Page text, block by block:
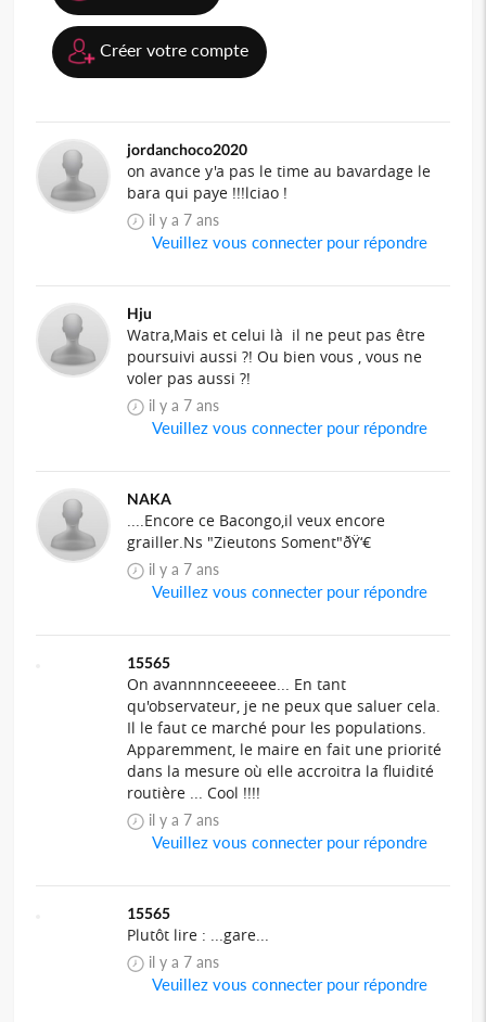
Créer votre compte
jordanchoco2020
on avance y'a pas le time au bavardage le
bara qui paye !!!lciao !
il y a 7 ans
Veuillez vous connecter pour répondre
Hju
Watra,Mais et celui là il ne peut pas être
poursuivi aussi ?! Ou bien vous , vous ne
voler pas aussi ?!
il y a 7 ans
Veuillez vous connecter pour répondre
NAKA
....Encore ce Bacongo,il veux encore
grailler.Ns "Zieutons Soment"ðŸ‘€
il y a 7 ans
Veuillez vous connecter pour répondre
15565
On avannnnceeeeee... En tant
qu'observateur, je ne peux que saluer cela.
Il le faut ce marché pour les populations.
Apparemment, le maire en fait une priorité
dans la mesure où elle accroitra la fluidité
routière ... Cool !!!!
il y a 7 ans
Veuillez vous connecter pour répondre
15565
Plutôt lire : ...gare...
il y a 7 ans
Veuillez vous connecter pour répondre